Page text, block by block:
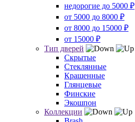
недорогие до 5000 ₽
от 5000 до 8000 ₽
от 8000 до 15000 ₽
от 15000 ₽
Тип дверей
Скрытые
Стеклянные
Крашенные
Глянцевые
Финские
Экошпон
Коллекции